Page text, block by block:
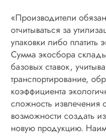
«Производители
отчитываться за
упаковки либо платить
Сумма экосбора
базовых ставок,
транспортирование,
коэффициента
сложность извлечения
возможности создать
новую продукцию.